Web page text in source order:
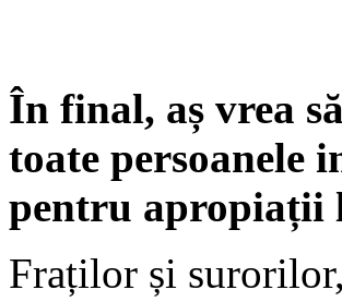
În final, aș vrea
toate persoanele
pentru apropiații
Fraților și